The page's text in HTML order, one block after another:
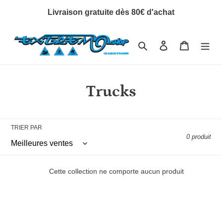
Livraison gratuite dès 80€ d'achat
RechercherSe connecter
Panier
C
l
e
Trucks
TRIER PAR
0 produit
Cette collection ne comporte aucun produit